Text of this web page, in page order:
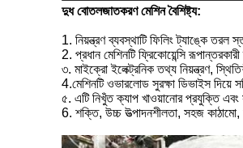
দুধ বোতলজাতকরণ মেশিন বৈশিষ্ট্য:
1. নিয়ন্ত্রণ ব্যবস্থাটি ফিলিং ট্যাঙ্কে তরল
2. প্রধান মেশিনটি ফ্রিকোয়েন্সি রূপান্তরকারী
৩. মাইক্রো ইলেক্ট্রনিক তথ্য নিয়ন্ত্রণ,
4.মেশিনটি ওভারলোড সুরক্ষা ডিভাইস দিয়ে
৫. এটি নিখুঁত ক্যাপ খাওয়ানোর প্রযুক্তি
6. শক্তি, উচ্চ উত্পাদনশীলতা, সহজ কাঠামো,